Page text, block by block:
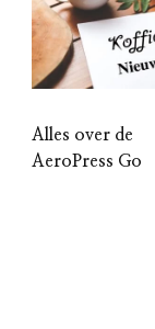
Alles over de
AeroPress Go